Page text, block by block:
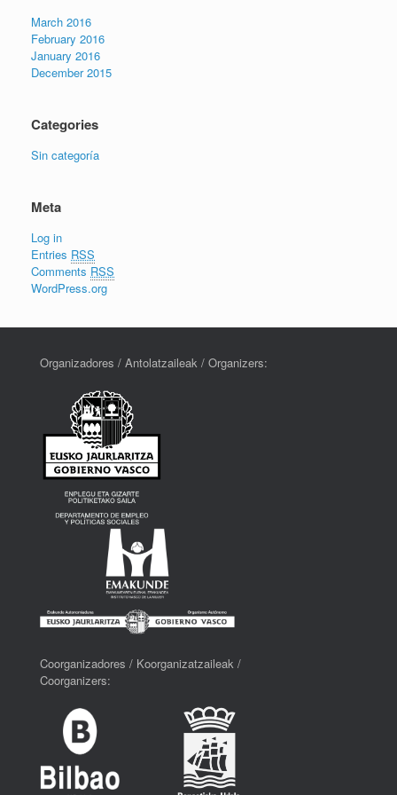
March 2016
February 2016
January 2016
December 2015
Categories
Sin categoría
Meta
Log in
Entries RSS
Comments RSS
WordPress.org
Organizadores / Antolatzaileak / Organizers:
Coorganizadores / Koorganizatzaileak /
Coorganizers: